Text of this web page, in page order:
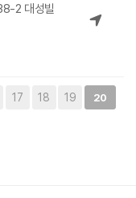
2 대성빌
17 18 19 20